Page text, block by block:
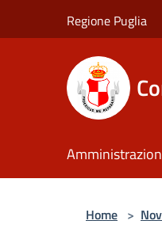
Regione Puglia
Home >